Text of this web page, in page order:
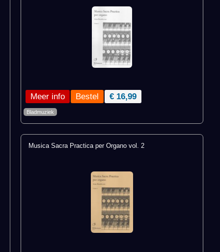
Meer info € 16,99
Bladmuziek
Musica Sacra Practica per Organo vol. 2